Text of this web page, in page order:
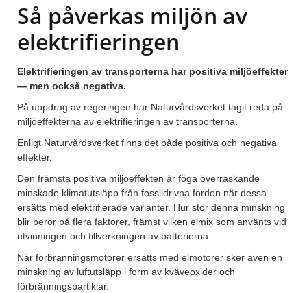
Så påverkas miljön av
elektrifieringen
Elektrifieringen av transporterna har positiva miljöeffekter
— men också negativa.
På uppdrag av regeringen har Naturvårdsverket tagit reda på
miljöeffekterna av elektrifieringen av transporterna.
Enligt Naturvårdsverket finns det både positiva och negativa
effekter.
Den främsta positiva miljöeffekten är föga överraskande
minskade klimatutsläpp från fossildrivna fordon när dessa
ersätts med elektrifierade varianter. Hur stor denna minskning
blir beror på flera faktorer, främst vilken elmix som använts vid
utvinningen och tillverkningen av batterierna.
När förbränningsmotorer ersätts med elmotorer sker även en
minskning av luftutsläpp i form av kväveoxider och
förbränningspartiklar.